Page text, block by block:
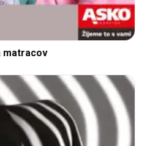
matracov